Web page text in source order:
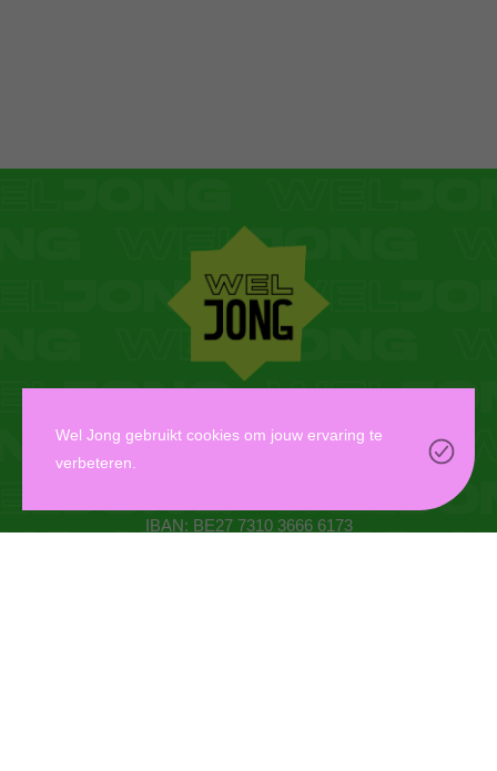
IBAN: BE27 7310 3666 6173
Wel Jong gebruikt cookies om jouw ervaring te
verbeteren.